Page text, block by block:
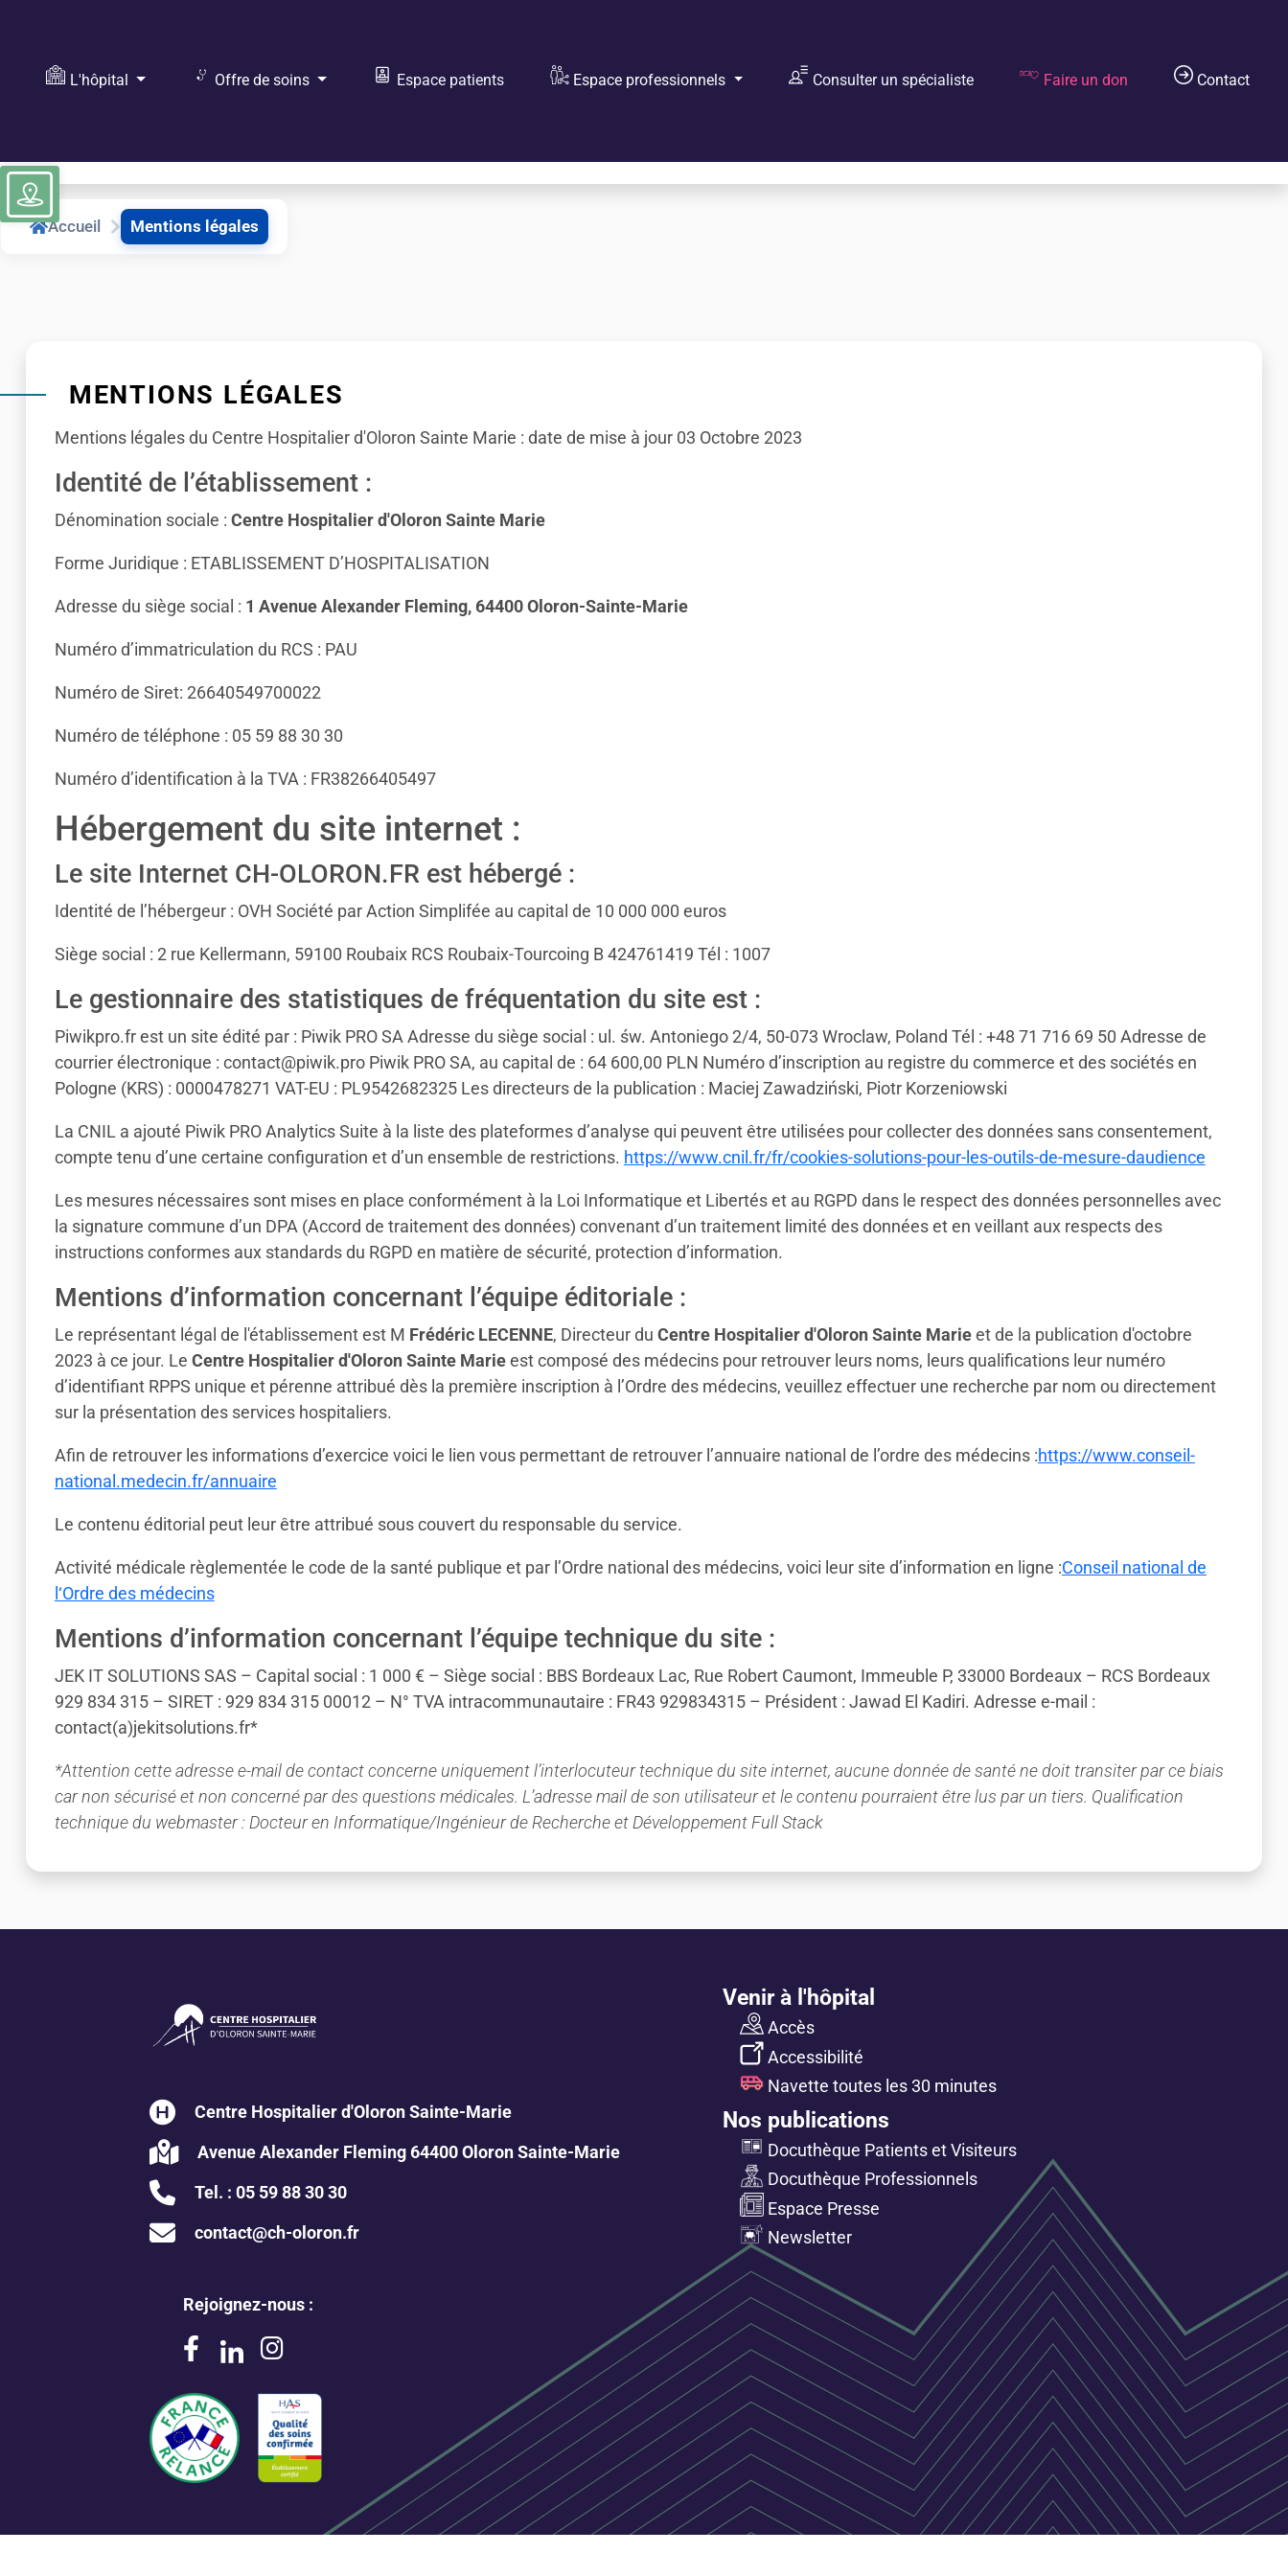
L'hôpital Offre de soins Espace patients Espace professionnels Consulter un spécialiste Faire un don Contact
Accueil Mentions légales
MENTIONS LÉGALES
Mentions légales du Centre Hospitalier d'Oloron Sainte Marie : date de mise à jour 03 Octobre 2023
Identité de l’établissement :
Dénomination sociale : Centre Hospitalier d'Oloron Sainte Marie
Forme Juridique : ETABLISSEMENT D’HOSPITALISATION
Adresse du siège social : 1 Avenue Alexander Fleming, 64400 Oloron-Sainte-Marie
Numéro d’immatriculation du RCS : PAU
Numéro de Siret: 26640549700022
Numéro de téléphone : 05 59 88 30 30
Numéro d’identification à la TVA : FR38266405497
Hébergement du site internet :
Le site Internet CH-OLORON.FR est hébergé :
Identité de l’hébergeur : OVH Société par Action Simplifée au capital de 10 000 000 euros
Siège social : 2 rue Kellermann, 59100 Roubaix RCS Roubaix-Tourcoing B 424761419 Tél : 1007
Le gestionnaire des statistiques de fréquentation du site est :
Piwikpro.fr est un site édité par : Piwik PRO SA Adresse du siège social : ul. św. Antoniego 2/4, 50-073 Wroclaw, Poland Tél : +48 71 716 69 50 Adresse de
courrier électronique : contact@piwik.pro Piwik PRO SA, au capital de : 64 600,00 PLN Numéro d’inscription au registre du commerce et des sociétés en
Pologne (KRS) : 0000478271 VAT-EU : PL9542682325 Les directeurs de la publication : Maciej Zawadziński, Piotr Korzeniowski
La CNIL a ajouté Piwik PRO Analytics Suite à la liste des plateformes d’analyse qui peuvent être utilisées pour collecter des données sans consentement,
compte tenu d’une certaine configuration et d’un ensemble de restrictions. https://www.cnil.fr/fr/cookies-solutions-pour-les-outils-de-mesure-daudience
Les mesures nécessaires sont mises en place conformément à la Loi Informatique et Libertés et au RGPD dans le respect des données personnelles avec
la signature commune d’un DPA (Accord de traitement des données) convenant d’un traitement limité des données et en veillant aux respects des
instructions conformes aux standards du RGPD en matière de sécurité, protection d’information.
Mentions d’information concernant l’équipe éditoriale :
Le représentant légal de l'établissement est M Frédéric LECENNE, Directeur du Centre Hospitalier d'Oloron Sainte Marieet de la publication d'octobre
2023 à ce jour. Le Centre Hospitalier d'Oloron Sainte Marieest composé des médecins pour retrouver leurs noms, leurs qualifications leur numéro
d’identifiant RPPS unique et pérenne attribué dès la première inscription à l’Ordre des médecins, veuillez effectuer une recherche par nom ou directement
sur la présentation des services hospitaliers.
Afin de retrouver les informations d’exercice voici le lien vous permettant de retrouver l’annuaire national de l’ordre des médecins :https://www.conseil-
national.medecin.fr/annuaire
Le contenu éditorial peut leur être attribué sous couvert du responsable du service.
Activité médicale règlementée le code de la santé publique et par l’Ordre national des médecins, voici leur site d’information en ligne :Conseil national de
l‘Ordre des médecins
Mentions d’information concernant l’équipe technique du site :
JEK IT SOLUTIONS SAS – Capital social : 1 000 € – Siège social : BBS Bordeaux Lac, Rue Robert Caumont, Immeuble P, 33000 Bordeaux – RCS Bordeaux
929 834 315 – SIRET : 929 834 315 00012 – N° TVA intracommunautaire : FR43 929834315 – Président : Jawad El Kadiri. Adresse e-mail :
contact(a)jekitsolutions.fr*
*Attention cette adresse e-mail de contact concerne uniquement l’interlocuteur technique du site internet, aucune donnée de santé ne doit transiter par ce biais
car non sécurisé et non concerné par des questions médicales. L’adresse mail de son utilisateur et le contenu pourraient être lus par un tiers. Qualification
technique du webmaster : Docteur en Informatique/Ingénieur de Recherche et Développement Full Stack
Centre Hospitalier d'Oloron Sainte-Marie
Avenue Alexander Fleming 64400 Oloron Sainte-Marie
Tel. : 05 59 88 30 30
contact@ch-oloron.fr
Rejoignez-nous :
Venir à l'hôpital
Accès
Accessibilité
Navette toutes les 30 minutes
Nos publications
Docuthèque Patients et Visiteurs
Docuthèque Professionnels
Espace Presse
Newsletter